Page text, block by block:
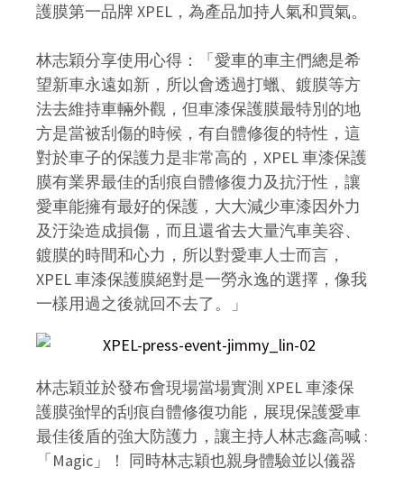
護膜第一品牌 XPEL，為產品加持人氣和買氣。
林志穎分享使用心得：「愛車的車主們總是希
望新車永遠如新，所以會透過打蠟、鍍膜等方
法去維持車輛外觀，但車漆保護膜最特別的地
方是當被刮傷的時候，有自體修復的特性，這
對於車子的保護力是非常高的，XPEL 車漆保護
膜有業界最佳的刮痕自體修復力及抗汙性，讓
愛車能擁有最好的保護，大大減少車漆因外力
及汙染造成損傷，而且還省去大量汽車美容、
鍍膜的時間和心力，所以對愛車人士而言，
XPEL 車漆保護膜絕對是一勞永逸的選擇，像我
一樣用過之後就回不去了。」
林志穎並於發布會現場當場實測 XPEL 車漆保
護膜強悍的刮痕自體修復功能，展現保護愛車
最佳後盾的強大防護力，讓主持人林志鑫高喊 :
「Magic」！ 同時林志穎也親身體驗並以儀器